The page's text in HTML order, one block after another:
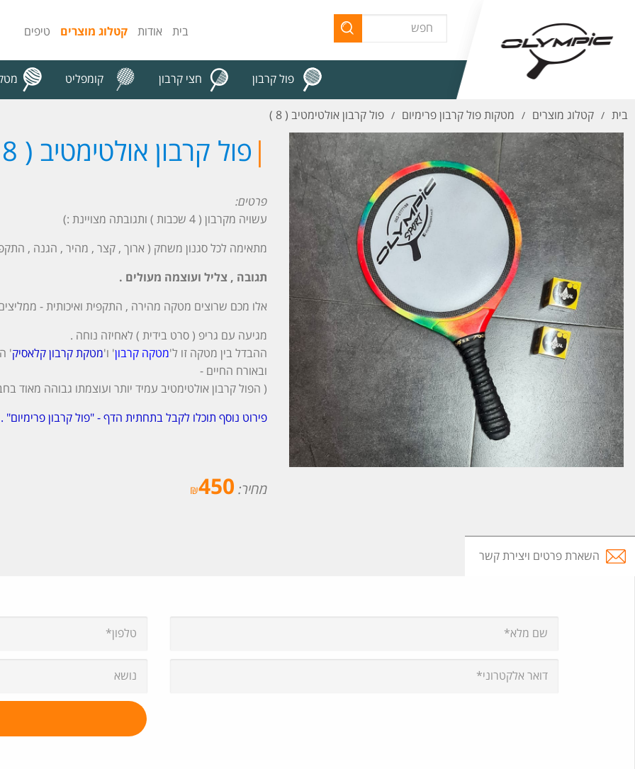
בית אודות קטלוג מוצרים טיפים
צור קשר פול קרבון חצי קרבון קומפליט
בית / קטלוג מוצרים / מטקות פול קרבון פרימיום / פול קרבון אולטימטיב ( 8 )
| פול קרבון אולטימטיב ( 8 )
פרטים:
עשויה מקרבון ( 4 שכבות ) ותגובתה מצויינת :)
מתאימה לכל סגנון משחק ( ארוך , קצר , מהיר , הגנה ,
תגובה , צליל ועוצמה מעולים .
אלו מכם שרוצים מטקה מהירה , התקפית ואיכותית -
מגיעה עם גריפ ( סרט בידית ) לאחיזה נוחה .
ההבדל בין מטקה זו ל'מטקה קרבון' ו'מטקת קרבון קלאסיק'
ובאורח החיים -
( הפול קרבון אולטימטיב עמיד יותר ועוצמתו גבוהה מאוד
פירוט נוסף תוכלו לקבל בתחתית הדף - "פול קרבון פרימיום" .
מחיר: 450
₪
השארת פרטים ויצירת קשר